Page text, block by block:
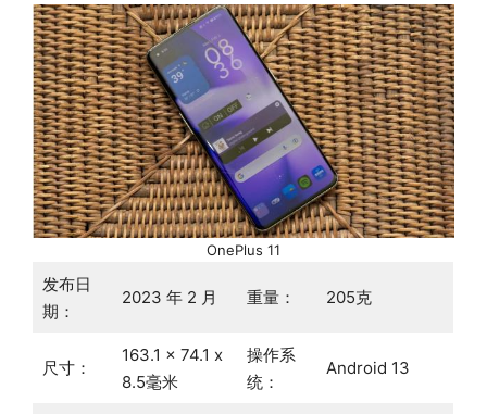
OnePlus 11
发布日
期：
2023 年 2 月 重量： 205克
尺寸：
163.1 x 74.1 x
8.5毫米
操作系
统：
Android 13